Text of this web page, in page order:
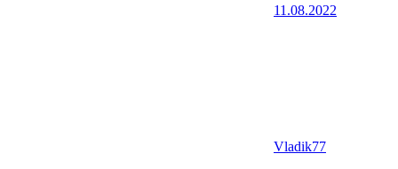
11.08.2022
Vladik77